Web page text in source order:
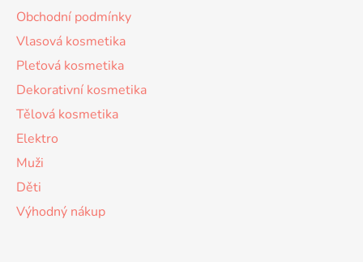
Obchodní podmínky
Vlasová kosmetika
Pleťová kosmetika
Dekorativní kosmetika
Tělová kosmetika
Elektro
Muži
Děti
Výhodný nákup